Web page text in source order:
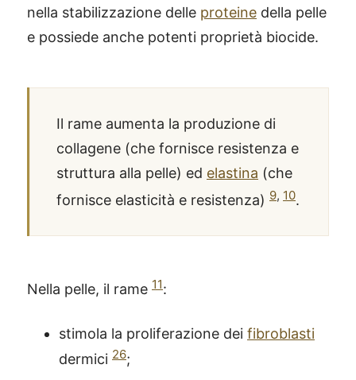
nella stabilizzazione delle proteine della pelle
e possiede anche potenti proprietà biocide.
Il rame aumenta la produzione di
collagene (che fornisce resistenza e
struttura alla pelle) ed elastina (che
fornisce elasticità e resistenza) 9, 10.
Nella pelle, il rame 11:
stimola la proliferazione dei fibroblasti
dermici 26;